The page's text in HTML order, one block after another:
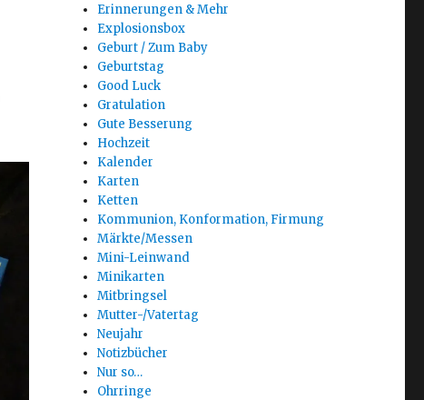
Erinnerungen & Mehr
Explosionsbox
Geburt / Zum Baby
Geburtstag
Good Luck
Gratulation
Gute Besserung
Hochzeit
Kalender
Karten
Ketten
Kommunion, Konformation, Firmung
Märkte/Messen
Mini-Leinwand
Minikarten
Mitbringsel
Mutter-/Vatertag
Neujahr
Notizbücher
Nur so…
Ohrringe